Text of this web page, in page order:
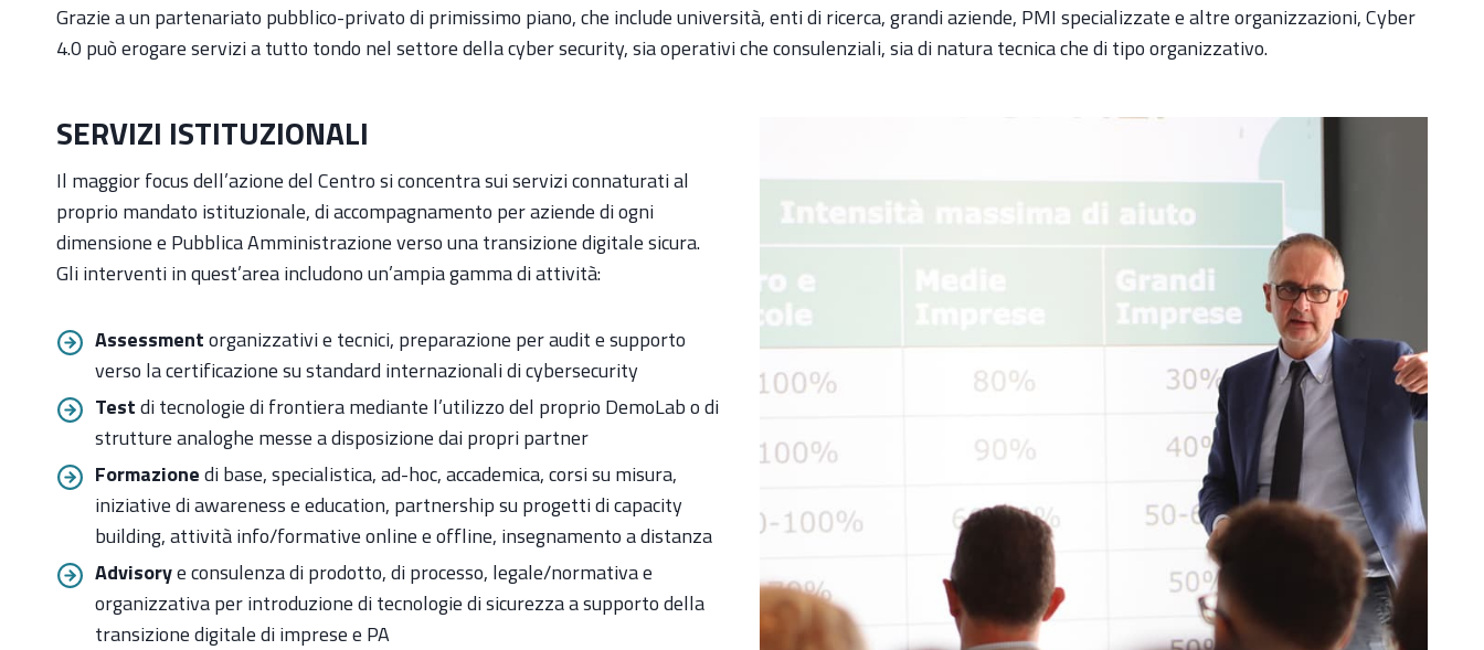
Grazie a un partenariato pubblico-privato di primissimo piano, che include università, enti di ricerca, grandi aziende, PMI specializzate e altre organizzazioni, Cyber
4.0 può erogare servizi a tutto tondo nel settore della cyber security, sia operativi che consulenziali, sia di natura tecnica che di tipo organizzativo.
SERVIZI ISTITUZIONALI
Il maggior focus dell’azione del Centro si concentra sui servizi connaturati al
proprio mandato istituzionale, di accompagnamento per aziende di ogni
dimensione e Pubblica Amministrazione verso una transizione digitale sicura.
Gli interventi in quest’area includono un’ampia gamma di attività:
Assessmentorganizzativi e tecnici, preparazione per audit e supporto
verso la certificazione su standard internazionali di cybersecurity
Testdi tecnologie di frontiera mediante l’utilizzo del proprio DemoLab o di
strutture analoghe messe a disposizione dai propri partner
Formazionedi base, specialistica, ad-hoc, accademica, corsi su misura,
iniziative di awareness e education, partnership su progetti di capacity
building, attività info/formative online e offline, insegnamento a distanza
Advisorye consulenza di prodotto, di processo, legale/normativa e
organizzativa per introduzione di tecnologie di sicurezza a supporto della
transizione digitale di imprese e PA